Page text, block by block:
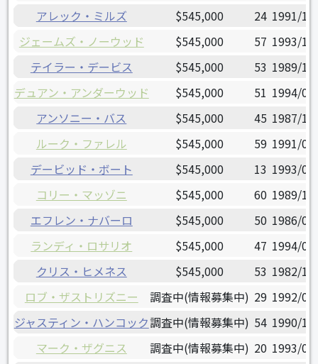
アレック・ミルズ
$545,000 24 1991/
ジェームズ・ノーウッド
$545,000 57 1993/
テイラー・デービス
$545,000 53 1989/
デュアン・アンダーウッド
$545,000 51 1994/
アンソニー・バス
$545,000 45 1987/
ルーク・ファレル
$545,000 59 1991/
デービッド・ボート
$545,000 13 1993/
コリー・マッゾニ
$545,000 60 1989/
エフレン・ナバーロ
$545,000 50 1986/
ランディ・ロサリオ
$545,000 47 1994/
クリス・ヒメネス
$545,000 53 1982/
ロブ・ザストリズニー
調査中(情報募集中) 29 1992/
ジャスティン・ハンコック調査中(情報募集中) 54 1990/
マーク・ザグニス
調査中(情報募集中) 20 1993/